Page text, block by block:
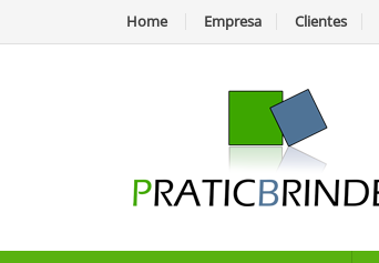
Home Empresa Clientes